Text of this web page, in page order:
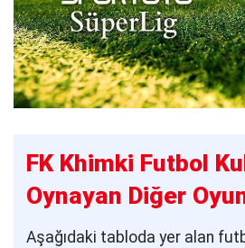
FK Khimki Futbol
Oynayan Diğer
Aşağıdaki tabloda yer alan